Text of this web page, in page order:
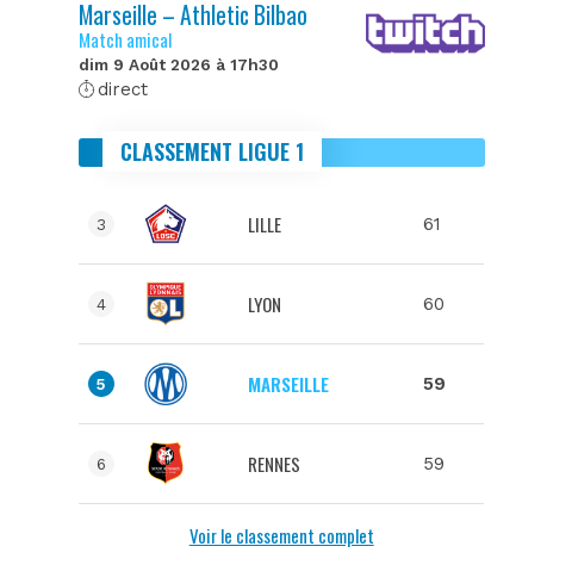
Marseille – Athletic Bilbao
Match amical
dim 9 Août 2026 à 17h30
direct
CLASSEMENT LIGUE 1
3 LILLE 61
4 LYON 60
5 MARSEILLE 59
6 RENNES 59
Voir le classement complet